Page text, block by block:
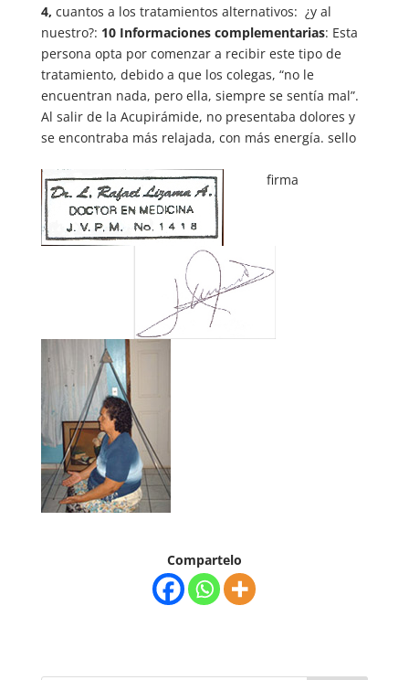
4, cuantos a los tratamientos alternativos: ¿y al
nuestro?: 10 Informaciones complementarias: Esta
persona opta por comenzar a recibir este tipo de
tratamiento, debido a que los colegas, “no le
encuentran nada, pero ella, siempre se sentía mal”.
Al salir de la Acupirámide, no presentaba dolores y
se encontraba más relajada, con más energía. sello
firma
Compartelo